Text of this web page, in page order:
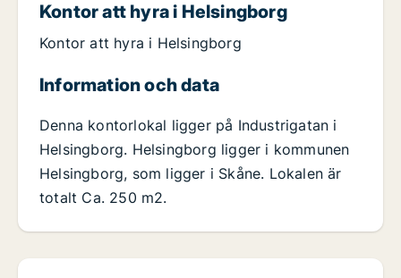
Kontor att hyra i Helsingborg
Kontor att hyra i Helsingborg
Information och data
Denna kontorlokal ligger på Industrigatan i
Helsingborg. Helsingborg ligger i kommunen
Helsingborg, som ligger i Skåne. Lokalen är
totalt Ca. 250 m2.